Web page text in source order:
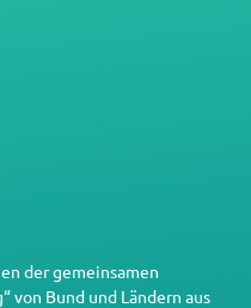
der gemeinsamen
von Bund und Ländern aus